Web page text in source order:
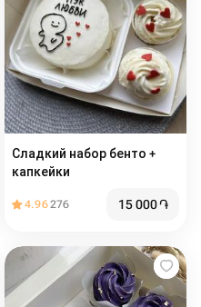
Сладкий набор бенто +
капкейки
4.96276 15 000֏